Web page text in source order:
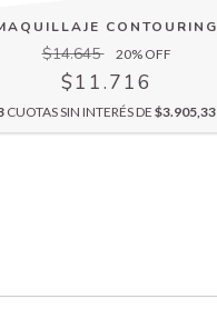
CONTOURING
$14.645 20% OFF
$11.716
CUOTAS SIN INTERÉS DE $3.905,33